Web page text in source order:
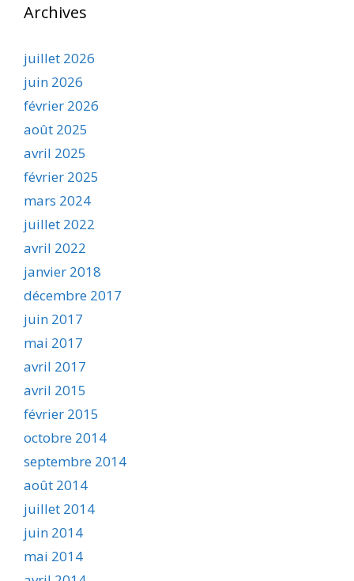
Archives
juillet 2026
juin 2026
février 2026
août 2025
avril 2025
février 2025
mars 2024
juillet 2022
avril 2022
janvier 2018
décembre 2017
juin 2017
mai 2017
avril 2017
avril 2015
février 2015
octobre 2014
septembre 2014
août 2014
juillet 2014
juin 2014
mai 2014